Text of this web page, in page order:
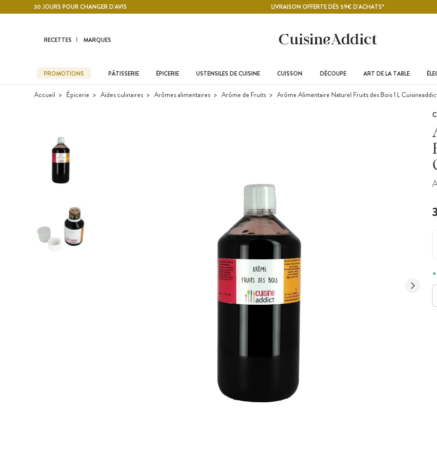
Contenu principal30 JOURS POUR CHANGER D'AVIS LIVRAISON OFFERTE DÈS 59€ D'ACHATS*
RECETTES MARQUES
PROMOTIONS PÂTISSERIE ÉPICERIE USTENSILES DE CUISINE CUISSON DÉCOUPE ART DE LA TABLE
Accueil Épicerie Aides culinaires Arômes alimentaires Arôme de Fruits Arôme Alimentaire Naturel Fruits des Bois 1 L